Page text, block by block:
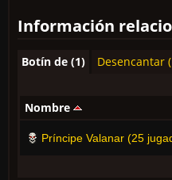
Información
Botín de (1) Desencantar
Nombre
Príncipe Valanar (25